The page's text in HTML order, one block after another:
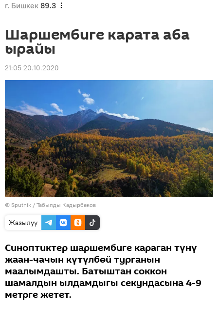
г. Бишкек 89.3
Шаршембиге карата аба
ырайы
21:05 20.10.2020
© Sputnik / Табылды Кадырбеков
Жазылуу
Синоптиктер шаршембиге караган түнү
жаан-чачын күтүлбөй турганын
маалымдашты. Батыштан соккон
шамалдын ылдамдыгы секундасына 4-9
метрге жетет.